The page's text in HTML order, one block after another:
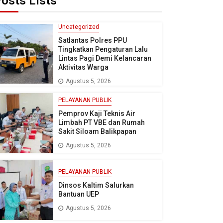
Uncategorized
Satlantas Polres PPU
Tingkatkan Pengaturan Lalu
Lintas Pagi Demi Kelancaran
Aktivitas Warga
Agustus 5, 2026
PELAYANAN PUBLIK
Pemprov Kaji Teknis Air
Limbah PT VBE dan Rumah
Sakit Siloam Balikpapan
Agustus 5, 2026
PELAYANAN PUBLIK
Dinsos Kaltim Salurkan
Bantuan UEP
Agustus 5, 2026